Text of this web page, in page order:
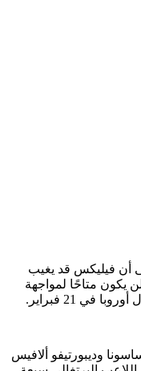
أن فيليكس قد يغيب
يكون متاحًا لمواجهة
وديبورتيفو ألافيس